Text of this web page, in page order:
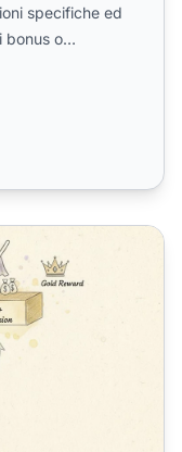
specifiche ed
bonus o
sulle